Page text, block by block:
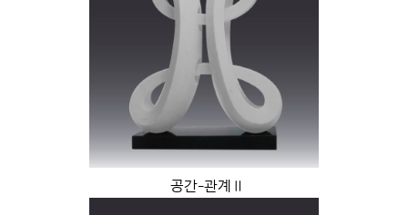
공간-관계Ⅱ